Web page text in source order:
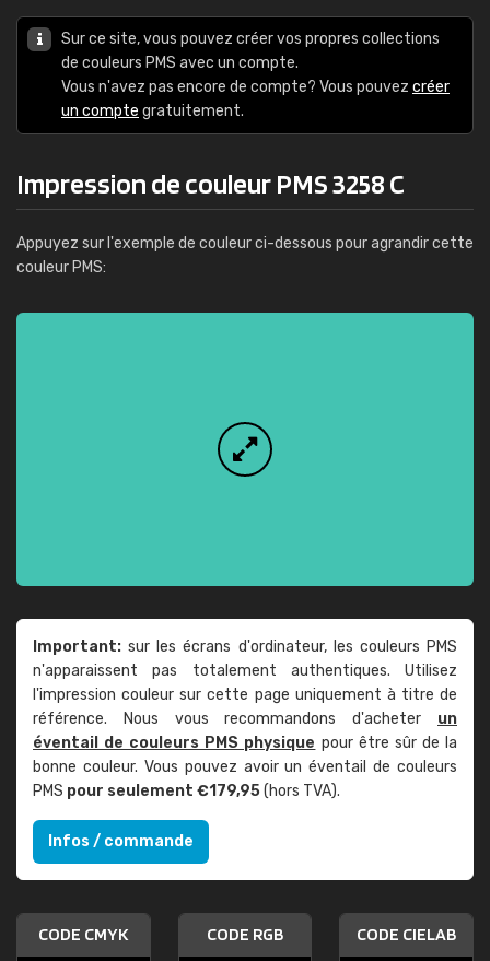
Sur ce site, vous pouvez créer vos propres collections
de couleurs PMS avec un compte.
Vous n'avez pas encore de compte? Vous pouvez créer
un compte gratuitement.
Impression de couleur PMS 3258 C
Appuyez sur l'exemple de couleur ci-dessous pour agrandir cette
couleur PMS:
Important: sur les écrans d'ordinateur, les couleurs PMS
n'apparaissent pas totalement authentiques. Utilisez
l'impression couleur sur cette page uniquement à titre de
référence. Nous vous recommandons d'acheter un
éventail de couleurs PMS physique pour être sûr de la
bonne couleur. Vous pouvez avoir un éventail de couleurs
PMS pour seulement €179,95(hors TVA).
Infos / commande
CODE CMYK CODE RGB CODE CIELAB